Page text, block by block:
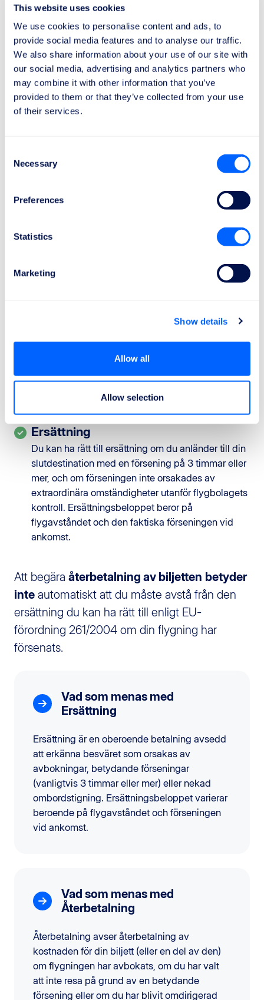
This website uses cookies
We use cookies to personalise content and ads, to
provide social media features and to analyse our traffic.
We also share information about your use of our site with
our social media, advertising and analytics partners who
may combine it with other information that you’ve
provided to them or that they’ve collected from your use
of their services.
Selection
Necessary
Preferences
Statistics
Marketing
Show details
Allow all
Allow selection
rättigheterna:
Rätt till information
Flygbolaget är skyldigt att informera dig om dina
rättigheter och orsaken till den försenade
anslutningen.
Rätt till assistans
flygbolaget.
Måltider och drycker i proportion till väntetiden.
Två telefonsamtal, faxmeddelanden eller e-post.
och boendet om det är nödvändigt att övernatta en
nödvändig utöver den ursprungligen planerade.
Återbetalning eller ombokning
återbetalning för den del av resan som inte
genomförts och för de delar som redan genomförts
men som nu inte har någon mening, eller en
möjligt eller på ett senare datum som passar dig.
Ersättning
Du kan ha rätt till ersättning om du anländer till din
slutdestination med en försening på 3 timmar eller
mer, och om förseningen inte orsakades av
extraordinära omständigheter utanför flygbolagets
kontroll. Ersättningsbeloppet beror på
flygavståndet och den faktiska förseningen vid
ankomst.
Att begära återbetalning av biljetten betyder
inte automatiskt att du måste avstå från den
ersättning du kan ha rätt till enligt EU-
förordning 261/2004 om din flygning har
försenats.
Vad som menas med
Ersättning
Ersättning är en oberoende betalning avsedd
att erkänna besväret som orsakas av
avbokningar, betydande förseningar
(vanligtvis 3 timmar eller mer) eller nekad
ombordstigning. Ersättningsbeloppet varierar
beroende på flygavståndet och förseningen
vid ankomst.
Vad som menas med
Återbetalning
Återbetalning avser återbetalning av
kostnaden för din biljett (eller en del av den)
om flygningen har avbokats, om du har valt
att inte resa på grund av en betydande
försening eller om du har blivit omdirigerad